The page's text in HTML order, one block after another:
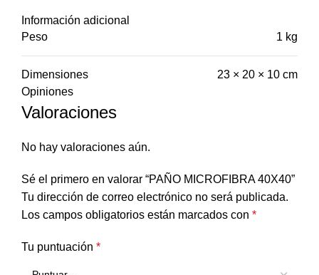
Información adicional
Peso
1 kg
Dimensiones
23 × 20 × 10 cm
Opiniones
Valoraciones
No hay valoraciones aún.
Sé el primero en valorar “PAÑO MICROFIBRA 40X40”
Tu dirección de correo electrónico no será publicada.
Los campos obligatorios están marcados con *
Tu puntuación *